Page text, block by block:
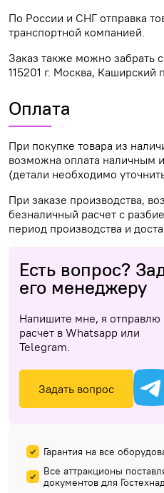
По России и СНГ отправка
транспортной компанией.
Заказ также можно забрать
115201 г. Москва, Каширский
Оплата
При покупке товара из
возможна оплата наличным
(детали необходимо
При заказе производства,
безналичный расчет с
период производства и
Есть вопрос?
его менеджеру
Напишите мне, я отправлю
расчет в Whatsapp или
Telegram.
Задать вопрос
Гарантия на все
Все аттракционы
документов для